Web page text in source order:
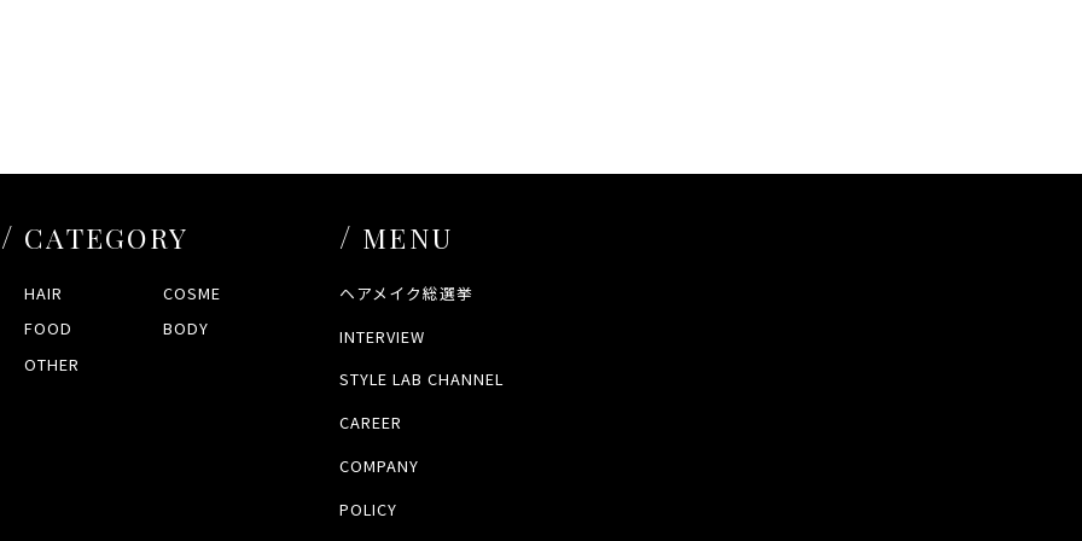
CATEGORY
HAIR
COSME
FOOD
BODY
OTHER
MENU
ヘアメイク総選挙
INTERVIEW
STYLE LAB CHANNEL
CAREER
COMPANY
POLICY